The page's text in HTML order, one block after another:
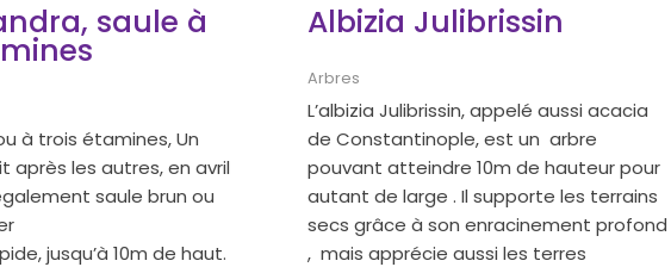
saule à
à trois étamines, Un
après les autres, en avril
saule brun ou
jusqu’à 10m de haut.
Albizia Julibrissin
Arbres
L’albizia Julibrissin, appelé aussi acacia
de Constantinople, est un arbre
pouvant atteindre 10m de hauteur pour
autant de large . Il supporte les terrains
secs grâce à son enracinement profond
, mais apprécie aussi les terres